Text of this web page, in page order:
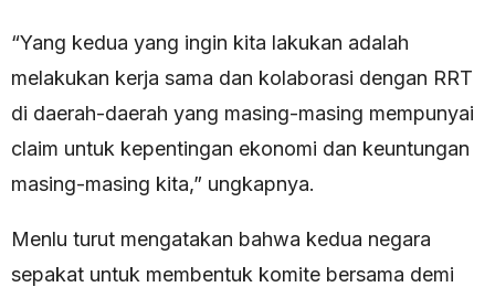
“Yang kedua yang ingin kita lakukan adalah
melakukan kerja sama dan kolaborasi dengan RRT
di daerah-daerah yang masing-masing mempunyai
claim untuk kepentingan ekonomi dan keuntungan
masing-masing kita,” ungkapnya.
Menlu turut mengatakan bahwa kedua negara
sepakat untuk membentuk komite bersama demi